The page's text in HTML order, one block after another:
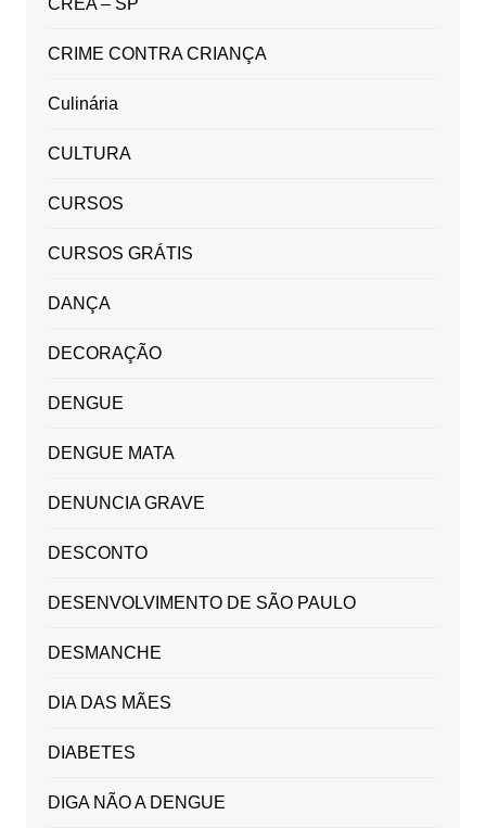
CREA – SP
CRIME CONTRA CRIANÇA
Culinária
CULTURA
CURSOS
CURSOS GRÁTIS
DANÇA
DECORAÇÃO
DENGUE
DENGUE MATA
DENUNCIA GRAVE
DESCONTO
DESENVOLVIMENTO DE SÃO PAULO
DESMANCHE
DIA DAS MÃES
DIABETES
DIGA NÃO A DENGUE